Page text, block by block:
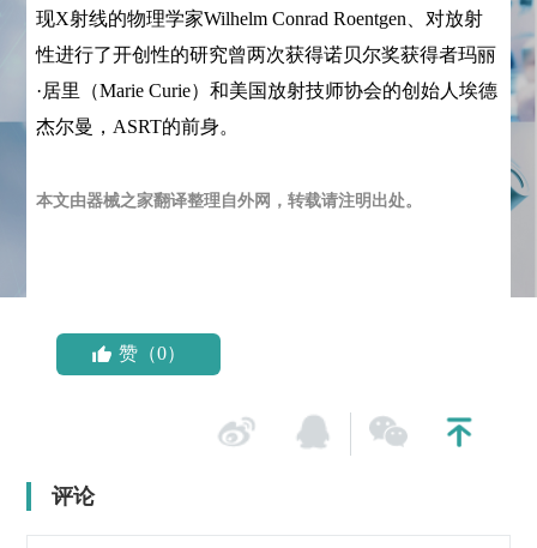
现X射线的物理学家Wilhelm Conrad Roentgen、 对放射
性进行了开创性的研究曾两次获得诺贝尔奖获得者玛丽
·居里（Marie Curie）和美国放射技师协会的创始人埃德
杰尔曼，ASRT的前身。
本文由器械之家翻译整理自外网，转载请注明出处。
赞（0）
评论